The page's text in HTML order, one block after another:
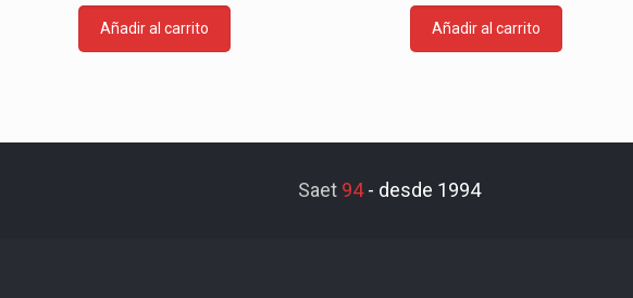
Añadir al carrito Añadir al carrito
Saet 94- desde 1994